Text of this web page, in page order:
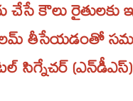
కౌలు రైతులకు
తీసేయడంతో
(ఎన్‌‌డీఎస్)